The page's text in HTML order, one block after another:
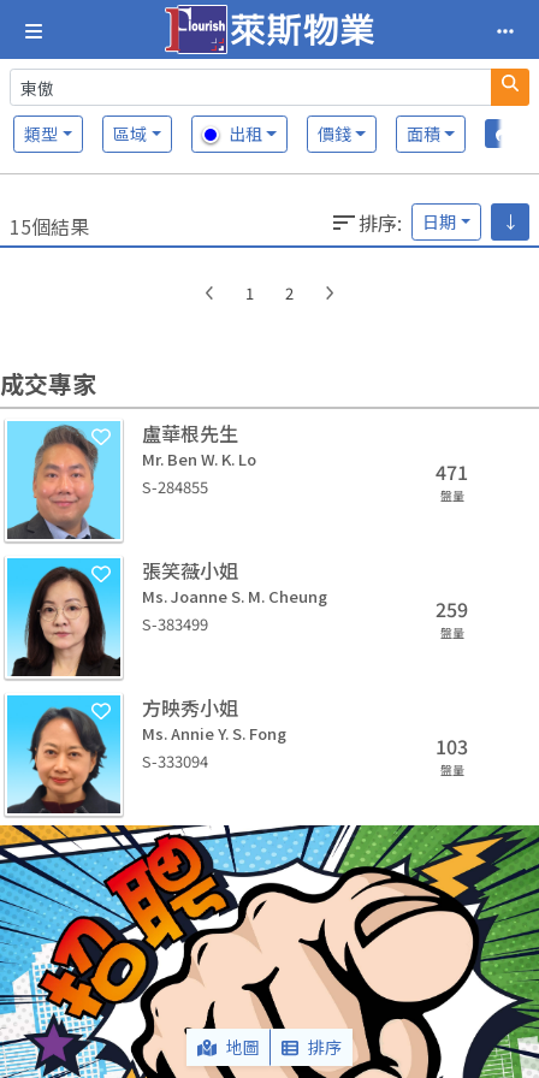
類型 區域 出租 價錢 面積
15個結果 排序: 日期 ↓
1 2
成交專家
盧華根先生
Mr. Ben W. K. Lo
S-284855
471
盤量
張笑薇小姐
Ms. Joanne S. M. Cheung
S-383499
259
盤量
方映秀小姐
Ms. Annie Y. S. Fong
S-333094
103
盤量
地圖 排序